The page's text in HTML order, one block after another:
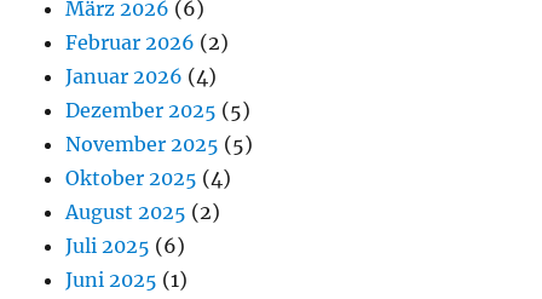
März 2026 (6)
Februar 2026 (2)
Januar 2026 (4)
Dezember 2025 (5)
November 2025 (5)
Oktober 2025 (4)
August 2025 (2)
Juli 2025 (6)
Juni 2025 (1)